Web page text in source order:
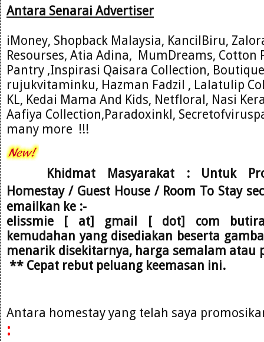
Antara Senarai Advertiser
iMoney, Shopback Malaysia, KancilBiru,
Resourses, Atia Adina, MumDreams, Cotton
Pantry ,Inspirasi Qaisara Collection,
rujukvitaminku, Hazman Fadzil , Lalatulip
KL, Kedai Mama And Kids, Netfloral, Nasi
Aafiya Collection,Paradoxinkl,
many more !!!
Khidmat Masyarakat : Untuk
Homestay / Guest House / Room To Stay
emailkan ke :-
elissmie [ at] gmail [ dot] com
kemudahan yang disediakan beserta
menarik disekitarnya, harga semalam atau
** Cepat rebut peluang keemasan ini.
Antara homestay yang telah saya
: